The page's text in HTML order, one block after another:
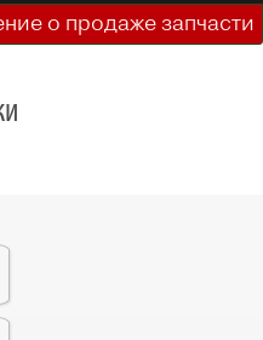
о продаже запчасти